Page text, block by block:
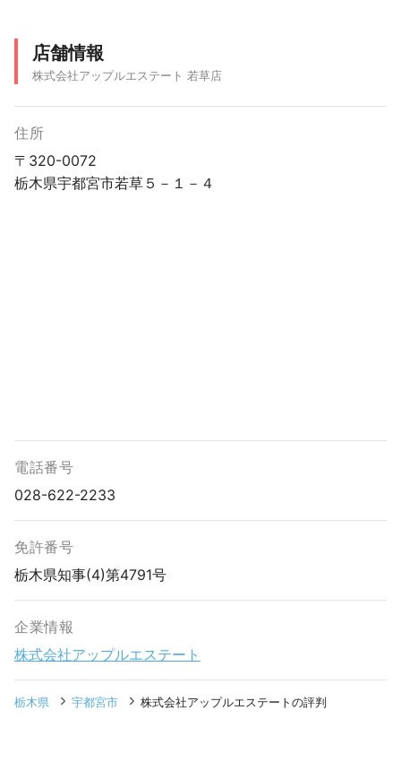
店舗情報
株式会社アップルエステート 若草店
住所
〒320-0072
栃木県宇都宮市若草５－１－４
電話番号
028-622-2233
免許番号
栃木県知事(4)第4791号
企業情報
株式会社アップルエステート
栃木県 宇都宮市 株式会社アップルエステートの評判